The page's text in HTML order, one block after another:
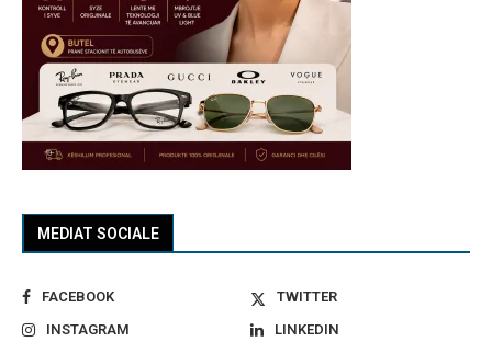
MEDIAT SOCIALE
FACEBOOK
TWITTER
INSTAGRAM
LINKEDIN